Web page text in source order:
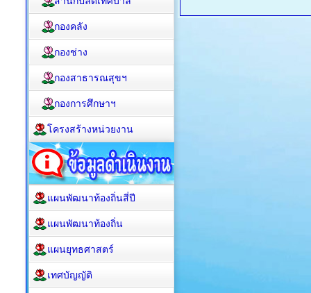
กองคลัง
กองช่าง
กองสาธารณสุขฯ
กองการศึกษาฯ
โครงสร้างหน่วยงาน
แผนพัฒนาท้องถิ่นสี่ปี
แผนพัฒนาท้องถิ่น
แผนยุทธศาสตร์
เทศบัญญัติ